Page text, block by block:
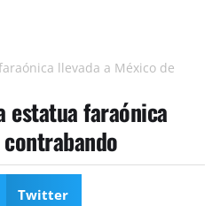
llevada a México de
estatua faraónica
Twitter